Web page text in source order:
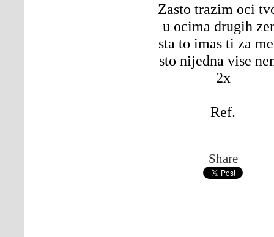
Zasto trazim oci
u ocima drugih
sta to imas ti za
sto nijedna vise
2x
Ref.
Share